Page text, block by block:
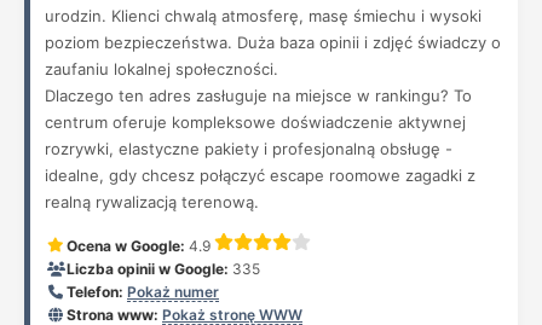
urodzin. Klienci chwalą atmosferę, masę śmiechu i wysoki
poziom bezpieczeństwa. Duża baza opinii i zdjęć świadczy o
zaufaniu lokalnej społeczności.
Dlaczego ten adres zasługuje na miejsce w rankingu? To
centrum oferuje kompleksowe doświadczenie aktywnej
rozrywki, elastyczne pakiety i profesjonalną obsługę -
idealne, gdy chcesz połączyć escape roomowe zagadki z
realną rywalizacją terenową.
Ocena w Google: 4.9
Liczba opinii w Google: 335
Telefon: Pokaż numer
Strona www: Pokaż stronę WWW